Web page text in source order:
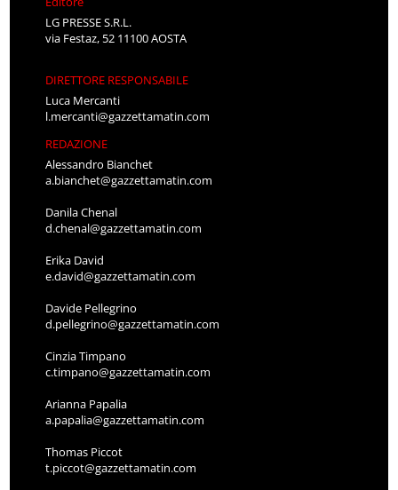
LG PRESSE S.R.L.
via Festaz, 52 11100 AOSTA
DIRETTORE RESPONSABILE
Luca Mercanti
l.mercanti@gazzettamatin.com
REDAZIONE
Alessandro Bianchet
a.bianchet@gazzettamatin.com
Danila Chenal
d.chenal@gazzettamatin.com
Erika David
e.david@gazzettamatin.com
Davide Pellegrino
d.pellegrino@gazzettamatin.com
Cinzia Timpano
c.timpano@gazzettamatin.com
Arianna Papalia
a.papalia@gazzettamatin.com
Thomas Piccot
t.piccot@gazzettamatin.com